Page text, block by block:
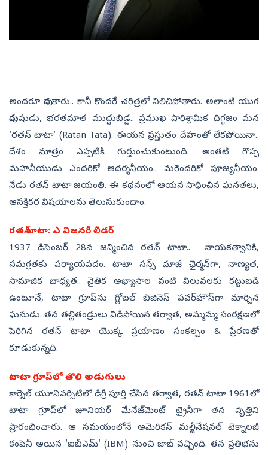
అందరూ పుడతారు.. కానీ కొందరే చరిత్రలో నిలిచిపోతారు. అలాంటి యుగ
పురుషుడు, భరతమాత ముద్దుబిడ్డ.. ప్రముఖ పారిశ్రామిక దిగ్గజం మన
'రతన్ టాటా' (Ratan Tata). ఈయన ప్రస్తుతం దేహంతో లేకపోయినా..
దేశం మాత్రం ఎప్పటికీ గుర్తుంచుకుంటుంది. అంతటి గొప్ప
మహనీయుడు ఎందరికో ఆదర్శనీయం.. మరెందరికో పూజ్యనీయం.
నేడు రతన్ టాటా జయంతి. ఈ కథనంలో ఆయన సాధించిన ఘనతలు,
ఆసక్తికర విషయాలను తెలుసుకుందాం.
రతన్ టాటా: ఎ విజనరీ లీడర్
1937 డిసెంబర్ 28న జన్మించిన రతన్ టాటా.. నాయకత్వానికి,
సమగ్రతకు పర్యాయపదం. టాటా సన్స్ మాజీ ఛైర్మన్‌గా, నాణ్యత,
సామాజిక బాధ్యత.. నైతిక అభ్యాసాల వంటి విలువలకు కట్టుబడి
ఉంటూనే, టాటా గ్రూప్‌ను గ్లోబల్ బిజినెస్ పవర్‌హౌస్‌గా మార్చిన
ఘనుడు. తన తల్లితండ్రులు విడిపోయిన తర్వాత, అమ్మమ్మ సంరక్షణలో
పెరిగిన రతన్ టాటా యొక్క ప్రయాణం సంకల్పం & ప్రేరణతో
కూడుకున్నది.
టాటా గ్రూప్‌లో తొలి అడుగులు
కార్నెల్ యూనివర్సిటిలో డిగ్రీ పూర్తి చేసిన తర్వాత, రతన్ టాటా 1961లో
టాటా గ్రూప్‌లో జూనియర్ మేనేజ్‌మెంట్ ట్రైనీగా తన వృత్తిని
ప్రారంభించారు. ఆ సమయంలోనే అమెరికన్ మల్టీనేషనల్ టెక్నాలజీ
కంపెనీ అయిన 'ఐబీఎమ్' (IBM) నుంచి జాబ్ వచ్చింది. తన ప్రతిభను